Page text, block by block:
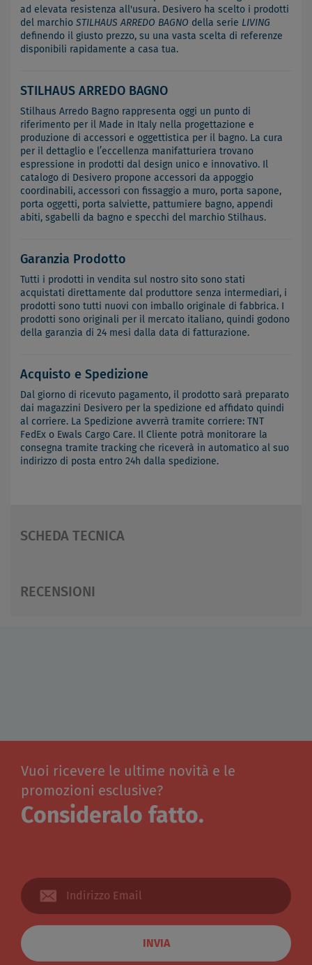
ad elevata resistenza all'usura. Desivero ha scelto i prodotti
del marchio STILHAUS ARREDO BAGNO della serie LIVING
definendo il giusto prezzo, su una vasta scelta di referenze
disponibili rapidamente a casa tua.
STILHAUS ARREDO BAGNO
Stilhaus Arredo Bagno rappresenta oggi un punto di
riferimento per il Made in Italy nella progettazione e
produzione di accessori e oggettistica per il bagno. La cura
per il dettaglio e l’eccellenza manifatturiera trovano
espressione in prodotti dal design unico e innovativo. Il
catalogo di Desivero propone accessori da appoggio
coordinabili, accessori con fissaggio a muro, porta sapone,
porta oggetti, porta salviette, pattumiere bagno, appendi
abiti, sgabelli da bagno e specchi del marchio Stilhaus.
Garanzia Prodotto
Tutti i prodotti in vendita sul nostro sito sono stati
acquistati direttamente dal produttore senza intermediari, i
prodotti sono tutti nuovi con imballo originale di fabbrica. I
prodotti sono originali per il mercato italiano, quindi godono
della garanzia di 24 mesi dalla data di fatturazione.
Acquisto e Spedizione
Dal giorno di ricevuto pagamento, il prodotto sarà preparato
dai magazzini Desivero per la spedizione ed affidato quindi
al corriere. La Spedizione avverrà tramite corriere: TNT
FedEx o Ewals Cargo Care. Il Cliente potrà monitorare la
consegna tramite tracking che riceverà in automatico al suo
indirizzo di posta entro 24h dalla spedizione.
SCHEDA TECNICA
RECENSIONI
Vuoi ricevere le ultime novità e le
promozioni esclusive?
Consideralo fatto.
INVIA